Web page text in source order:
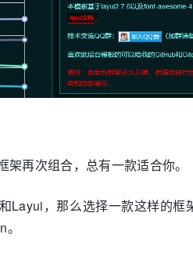
再次组合，总有一款适合你。
Layui，那么选择一款这样的框